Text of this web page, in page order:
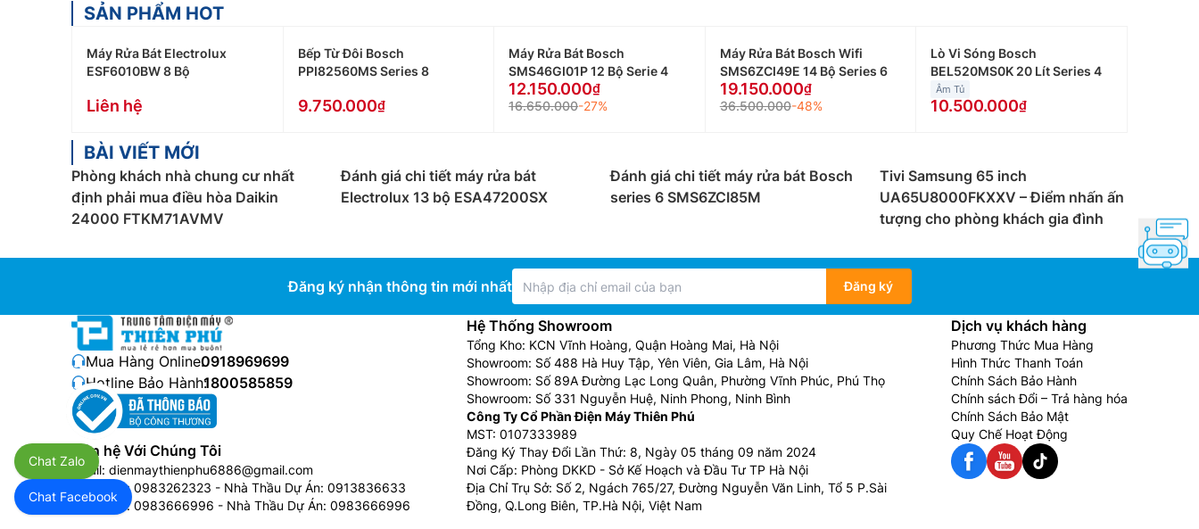
SẢN PHẨM HOT
Máy Rửa Bát Electrolux
ESF6010BW 8 Bộ
Liên hệ
Bếp Từ Đôi Bosch
PPI82560MS Series 8
9.750.000
Máy Rửa Bát Bosch
SMS46GI01P 12 Bộ Serie 4
12.150.000
16.650.000-27%
Máy Rửa Bát Bosch Wifi
SMS6ZCI49E 14 Bộ Series 6
19.150.000
36.500.000-48%
Lò Vi Sóng Bosch
BEL520MS0K 20 Lít Series 4
Âm Tủ
10.500.000
BÀI VIẾT MỚI
Phòng khách nhà chung cư nhất
định phải mua điều hòa Daikin
24000 FTKM71AVMV
Đánh giá chi tiết máy rửa bát
Electrolux 13 bộ ESA47200SX
Đánh giá chi tiết máy rửa bát Bosch
series 6 SMS6ZCI85M
Tivi Samsung 65 inch
UA65U8000FKXXV – Điểm nhấn ấn
tượng cho phòng khách gia đình
Đăng ký nhận thông tin mới nhất Đăng ký
Mua Hàng Online:0918969699
Hotline Bảo Hành:1800585859
Liên hệ Với Chúng Tôi
Email: dienmaythienphu6886@gmail.com
Bán Buôn:0983262323 - Nhà Thầu Dự Án: 0913836633
Bán Buôn:0983666996 - Nhà Thầu Dự Án: 0983666996
Hệ Thống Showroom
Tổng Kho: KCN Vĩnh Hoàng, Quận Hoàng Mai, Hà Nội
Showroom: Số 488 Hà Huy Tập, Yên Viên, Gia Lâm, Hà Nội
Showroom: Số 89A Đường Lạc Long Quân, Phường Vĩnh Phúc, Phú Thọ
Showroom: Số 331 Nguyễn Huệ, Ninh Phong, Ninh Bình
Công Ty Cổ Phần Điện Máy Thiên Phú
MST: 0107333989
Đăng Ký Thay Đổi Lần Thứ: 8, Ngày 05 tháng 09 năm 2024
Nơi Cấp: Phòng DKKD - Sở Kế Hoạch và Đầu Tư TP Hà Nội
Địa Chỉ Trụ Sở: Số 2, Ngách 765/27, Đường Nguyễn Văn Linh, Tổ 5 P.Sài
Đồng, Q.Long Biên, TP.Hà Nội, Việt Nam
Dịch vụ khách hàng
Phương Thức Mua Hàng
Hình Thức Thanh Toán
Chính Sách Bảo Hành
Chính sách Đổi – Trả hàng hóa
Chính Sách Bảo Mật
Quy Chế Hoạt Động
Chat Zalo
Chat Facebook